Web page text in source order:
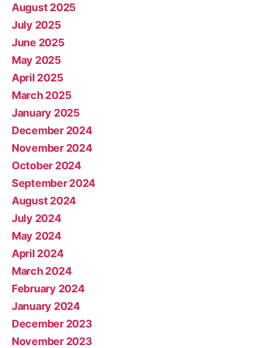
August 2025
July 2025
June 2025
May 2025
April 2025
March 2025
January 2025
December 2024
November 2024
October 2024
September 2024
August 2024
July 2024
May 2024
April 2024
March 2024
February 2024
January 2024
December 2023
November 2023